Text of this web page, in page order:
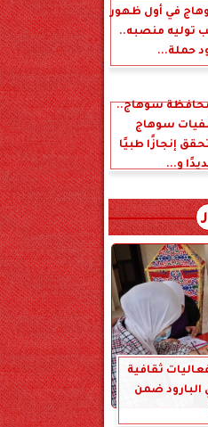
في أول ظهور
توليه منصبه..
حملة...
سوهاج..
سوهاج
إنجازًا طبيًا
و...
ثقافية
البارود ضمن